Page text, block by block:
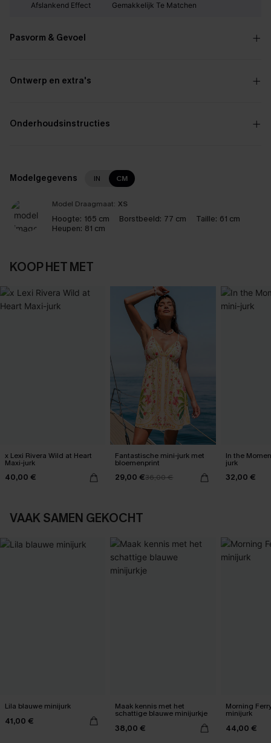
Afslankend Effect Gemakkelijk Te Matchen
Pasvorm & Gevoel
Ontwerp en extra's
Onderhoudsinstructies
Modelgegevens IN CM
Model Draagmaat: XS
Hoogte: 165 cm Borstbeeld: 77 cm Taille: 61 cm
Heupen: 81 cm
KOOP HET MET
x Lexi Rivera Wild at Heart
Maxi-jurk
40,00 €
Fantastische mini-jurk met
bloemenprint
29,00 €36,00 €
In the
jurk
32,00 €
VAAK SAMEN GEKOCHT
Lila blauwe minijurk
41,00 €
Maak kennis met het
schattige blauwe minijurkje
38,00 €
Morning
minijurk
44,00 €